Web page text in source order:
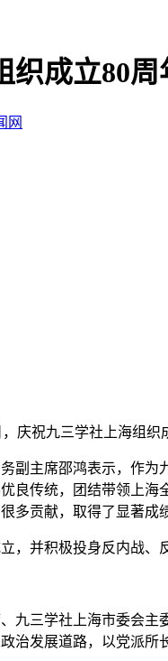
织成立80
网
，庆祝九三学社上海组织
主席邵鸿表示，作为
良传统，团结带领上
多贡献，取得了显著成
并积极投身反内战、
三学社上海市委会主
治发展道路，以党派